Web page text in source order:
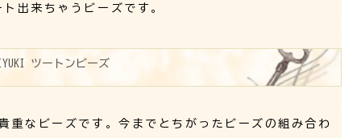
出来ちゃうビーズです。
ツートンビーズ
重なビーズです。今までとちがったビーズの組み合わ